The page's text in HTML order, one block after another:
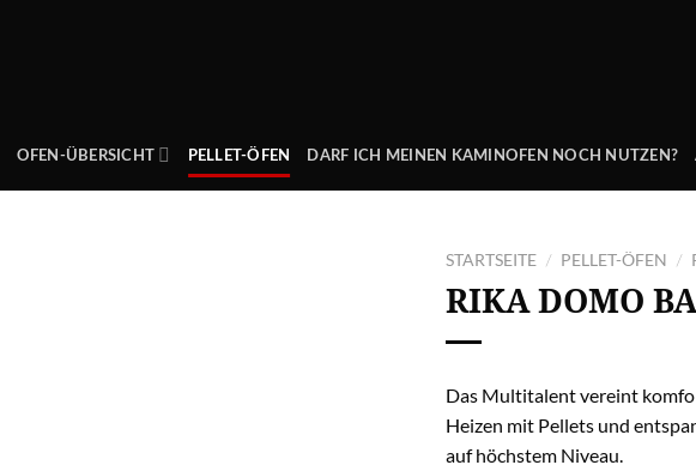
OFEN-ÜBERSICHT PELLET-ÖFEN DARF ICH MEINEN KAMINOFEN NOCH NUTZEN?
STARTSEITE / PELLET-ÖFEN /
RIKADOMO
Das Multitalent vereint
Heizen mit Pellets und
auf höchstem Niveau.